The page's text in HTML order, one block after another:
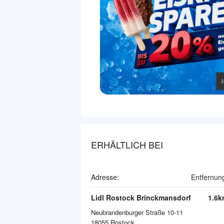
ERHÄLTLICH BEI
Adresse:
Lidl Rostock Brinckmansdorf
Neubrandenburger Straße 10-11